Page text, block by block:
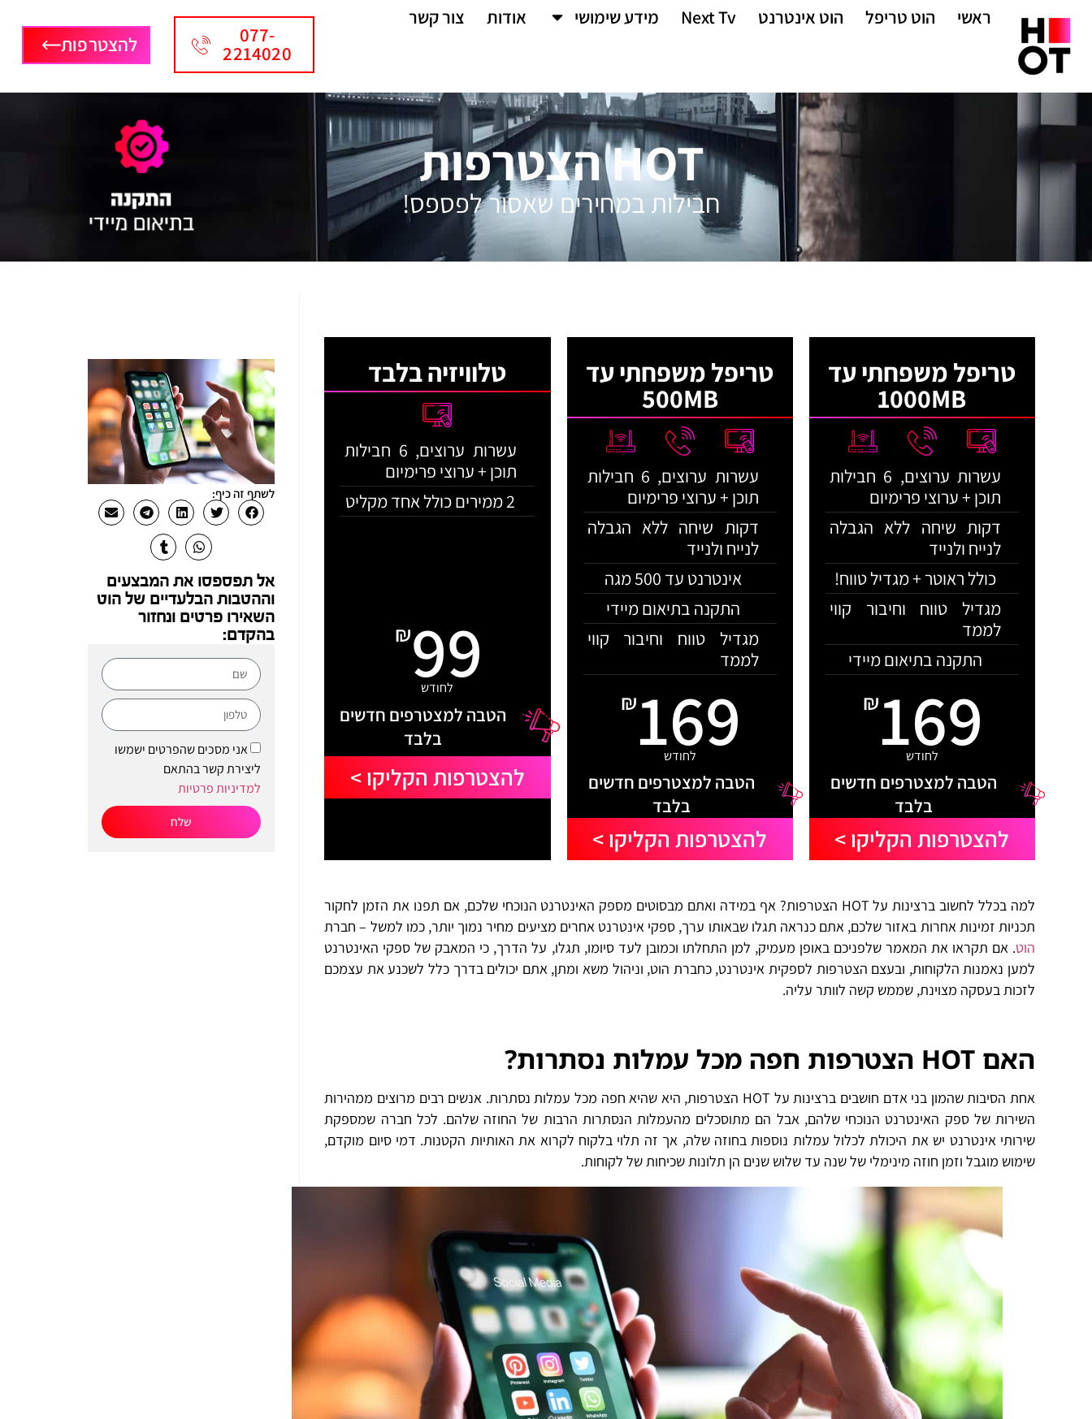
ראשי הוט טריפל הוט אינטרנט Next Tv מידע שימושי אודות צור קשר
077-
2214020 להצטרפות
HOT הצטרפות
חבילות במחירים שאסור לפספס!
טריפל משפחתי עד
1000MB
עשרות ערוצים, 6 חבילות
תוכן + ערוצי פרימיום
דקות שיחה ללא הגבלה
לנייח ולנייד
כולל ראוטר + מגדיל טווח!
מגדיל טווח וחיבור קווי
לממד
התקנה בתיאום מיידי
₪169
לחודש
הטבה למצטרפים חדשים
בלבד
להצטרפות הקליקו >
טריפל משפחתי עד
500MB
עשרות ערוצים, 6 חבילות
תוכן + ערוצי פרימיום
דקות שיחה ללא הגבלה
לנייח ולנייד
אינטרנט עד 500 מגה
התקנה בתיאום מיידי
מגדיל טווח וחיבור קווי
לממד
₪169
לחודש
הטבה למצטרפים חדשים
בלבד
להצטרפות הקליקו >
טלוויזיה בלבד
עשרות ערוצים, 6 חבילות
תוכן + ערוצי פרימיום
2 ממירים כולל אחד מקליט
₪99
לחודש
הטבה למצטרפים חדשים
בלבד
להצטרפות הקליקו >
למה בכלל לחשוב ברצינות על HOT הצטרפות? אף במידה ואתם מבסוטים מספק האינטרנט הנוכחי שלכם, אם תפנו את הזמן לחקור
תכניות זמינות אחרות באזור שלכם, אתם כנראה תגלו שבאותו ערך, ספקי אינטרנט אחרים מציעים מחיר נמוך יותר, כמו למשל – חברת
הוט. אם תקראו את המאמר שלפניכם באופן מעמיק, למן התחלתו וכמובן לעד סיומו, תגלו, על הדרך, כי המאבק של ספקי האינטרנט
למען נאמנות הלקוחות, ובעצם הצטרפות לספקית אינטרנט, כחברת הוט, וניהול משא ומתן, אתם יכולים בדרך כלל לשכנע את עצמכם
לזכות בעסקה מצוינת, שממש קשה לוותר עליה.
האם HOT הצטרפות חפה מכל עמלות נסתרות?
אחת הסיבות שהמון בני אדם חושבים ברצינות על HOT הצטרפות, היא שהיא חפה מכל עמלות נסתרות. אנשים רבים מרוצים ממהירות
השירות של ספק האינטרנט הנוכחי שלהם, אבל הם מתוסכלים מהעמלות הנסתרות הרבות של החוזה שלהם. לכל חברה שמספקת
שירותי אינטרנט יש את היכולת לכלול עמלות נוספות בחוזה שלה, אך זה תלוי בלקוח לקרוא את האותיות הקטנות. דמי סיום מוקדם,
שימוש מוגבל וזמן חוזה מינימלי של שנה עד שלוש שנים הן תלונות שכיחות של לקוחות.
לשתף זה כיף:
אל תפספסו את המבצעים
וההטבות הבלעדיים של הוט
השאירו פרטים ונחזור
בהקדם:
אני מסכים שהפרטים ישמשו
ליצירת קשר בהתאם
למדיניות פרטיות
שלח